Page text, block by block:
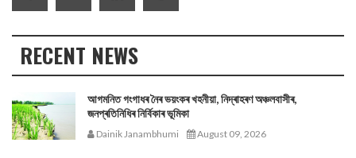
RECENT NEWS
আগমনিত গংগাধৰ নৈৰ ভয়ংকৰ খহনীয়া, নিদ্ৰাহৰণ অঞ্চলবাসীৰ,
জনপ্ৰতিনিধিৰ নিৰ্বিকাৰ ভূমিকা
Dainik Janambhumi August 09, 2026